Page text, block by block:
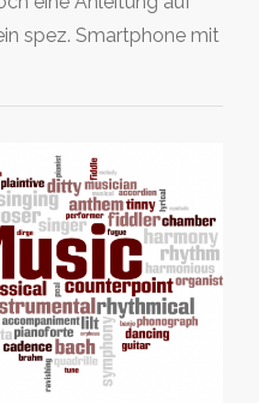
spez. Smartphone mit